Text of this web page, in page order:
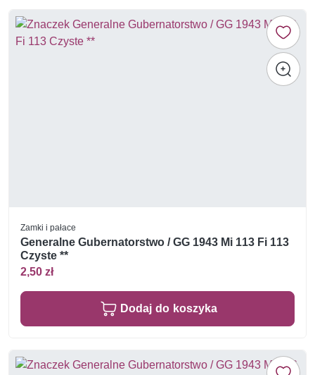
Zamki i pałace
Generalne Gubernatorstwo / GG 1943 Mi 113 Fi 113
Czyste **
2,50 zł
Dodaj do koszyka